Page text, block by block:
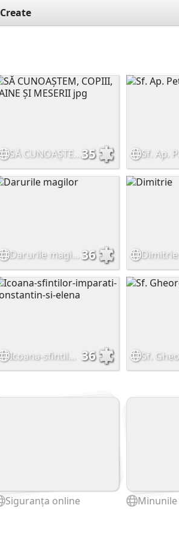
Create
SĂ CUNOAȘTEM, COPIII, TAINE ȘI MESERII jpg35
Darurile magilor 36 Dimitrie
Icoana-sfintilor-imparati-constantin-si-elena 36 Sf.
Siguranța online Minunile